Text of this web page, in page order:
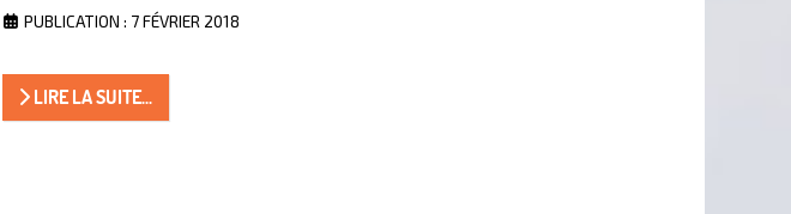
PUBLICATION : 7 FÉVRIER 2018
LIRE LA SUITE...